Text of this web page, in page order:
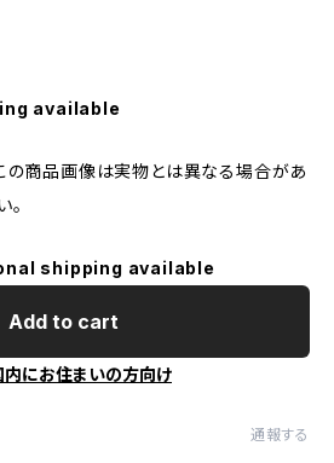
available
の商品画像は実物とは異なる場合があ
。
shipping available
Add to cart
内にお住まいの方向け
通報する